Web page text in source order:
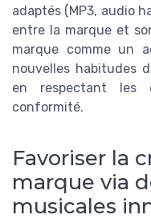
adaptés (MP3, audio
entre la marque et
marque comme un
nouvelles habitudes
en respectant les
conformité.
Favoriser la
marque via
musicales